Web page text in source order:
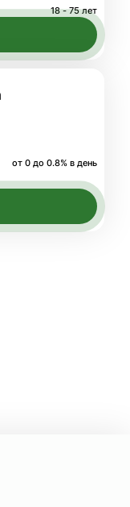
18 - 75 лет
от 0 до 0.8% в день